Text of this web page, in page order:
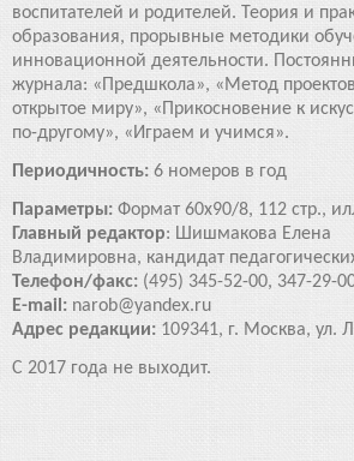
воспитателей и родителей. Теория и
образования, прорывные методики
инновационной деятельности.
журнала: «Предшкола», «Метод
открытое миру», «Прикосновение к
по-другому», «Играем и учимся».
Периодичность: 6 номеров в год
Параметры: Формат 60х90/8, 112 стр.,
Главный редактор: Шишмакова Елена
Владимировна, кандидат
Телефон/факс: (495) 345-52-00, 347-29-
E-mail: narob@yandex.ru
Адрес редакции: 109341, г. Москва, ул.
С 2017 года не выходит.